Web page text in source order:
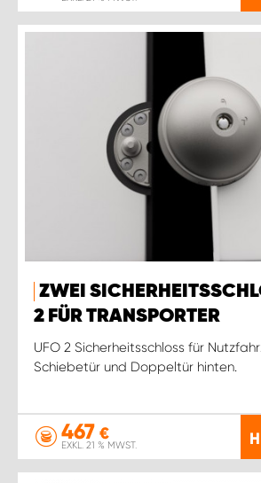
ZWEI
2 FÜR TRANSPORTER
UFO 2 Sicherheitsschloss für
Schiebetür und Doppeltür hinten.
467 €
EXKL. 21 % MWST.